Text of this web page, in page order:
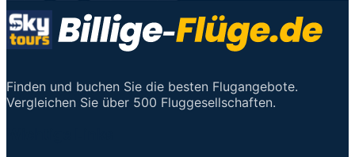
Finden und buchen Sie die besten Flugangebote.
Vergleichen Sie über 500 Fluggesellschaften.